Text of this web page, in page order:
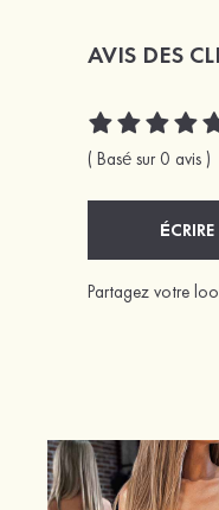
AVIS DES
( Basé sur 0 avis )
Partagez votre